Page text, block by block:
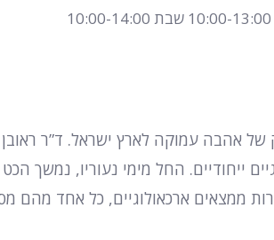
של אהבה עמוקה לארץ ישראל. ד”ר
ייחודיים. החל מימי נעוריו, נמשך
ממצאים ארכאולוגיים, כל אחד מהם